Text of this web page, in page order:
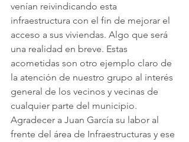
venían reivindicando esta
infraestructura con el fin de mejorar el
acceso a sus viviendas. Algo que será
una realidad en breve. Estas
acometidas son otro ejemplo claro de
la atención de nuestro grupo al interés
general de los vecinos y vecinas de
cualquier parte del municipio.
Agradecer a Juan García su labor al
frente del área de Infraestructuras y ese